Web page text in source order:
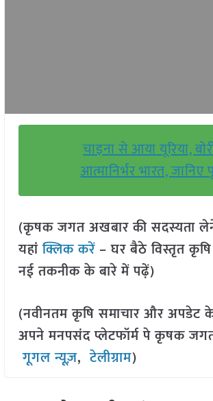
चाइना से आया यूरिया,
आत्मानिर्भर भारत, जानिए
(कृषक जगत अखबार की सदस्यता
यहांक्लिक करें– घर बैठे विस्तृत
नई तकनीक के बारे में पढ़ें)
(नवीनतम कृषि समाचार और अपडेट
अपने मनपसंद प्लेटफॉर्म पे कृषक
गूगल न्यूज़,टेलीग्राम)